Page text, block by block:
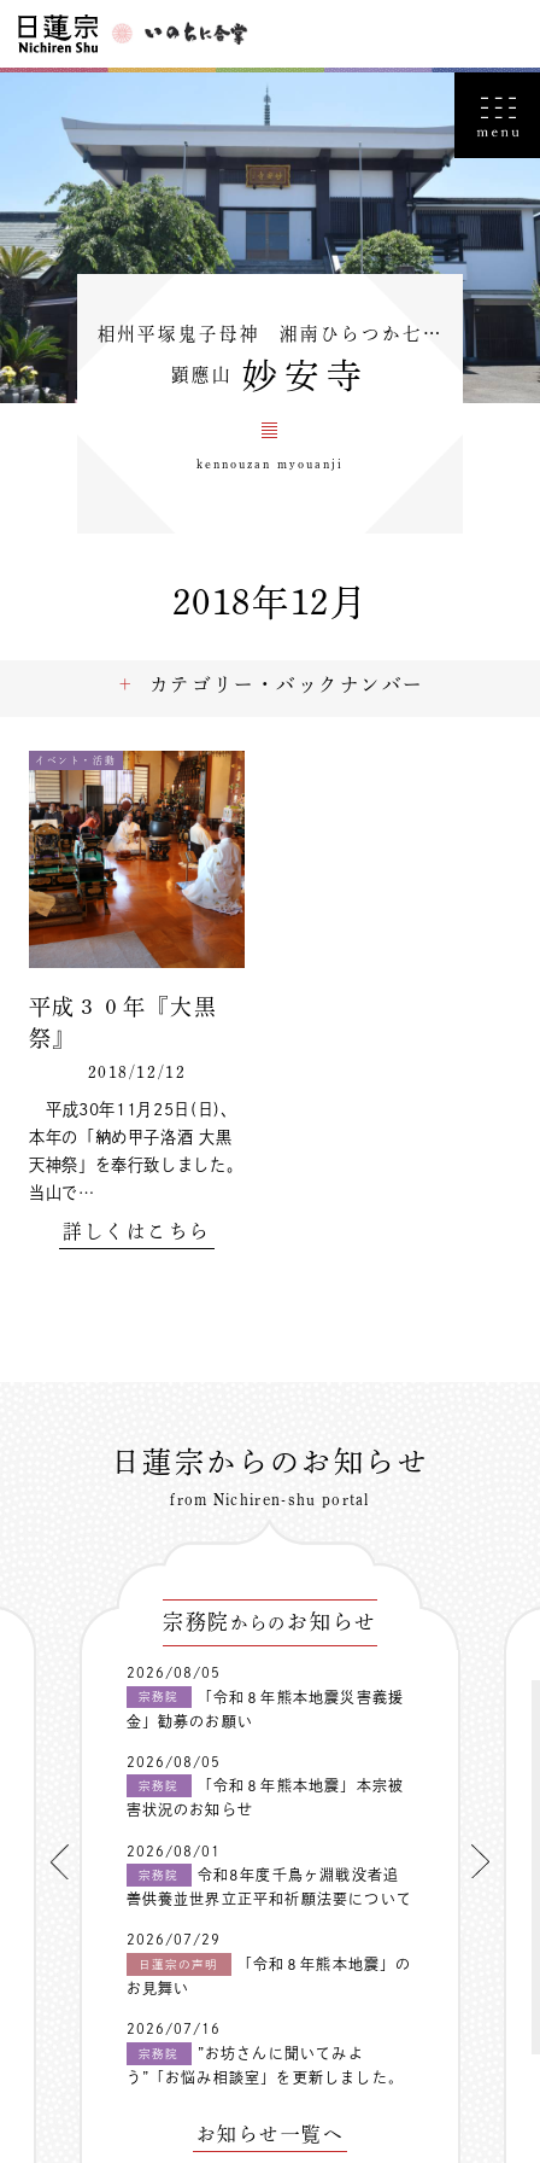
相州平塚鬼子母神 湘南ひらつか七…
顕應山 妙安寺
kennouzan myouanji
2018年12月
イベント・活動
平成３０年『大黒
祭』
2018/12/12
平成30年11月25日(日)、
本年の「納め甲子洛酒 大黒
天神祭」を奉行致しました。
当山で…
詳しくはこちら
カテゴリー・バックナンバー
日蓮宗からのお知らせ
from Nichiren-shu portal
宗務院 からの お知らせ
2026/08/05
宗務院
「令和８年熊本地震災害義援
金」勧募のお願い
2026/08/05
宗務院
「令和８年熊本地震」本宗被
害状況のお知らせ
2026/08/01
宗務院
令和8年度千鳥ヶ淵戦没者追
善供養並世界立正平和祈願法要について
2026/07/29
日蓮宗の声明
「令和８年熊本地震」の
お見舞い
2026/07/16
宗務院
”お坊さんに聞いてみよ
う”「お悩み相談室」を更新しました。
お知らせ一覧へ